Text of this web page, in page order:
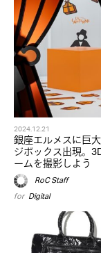
2024.12.21
銀座エルメスに巨
ジボックス出現。
ームを撮影しよう
RoC Staff
for Digital